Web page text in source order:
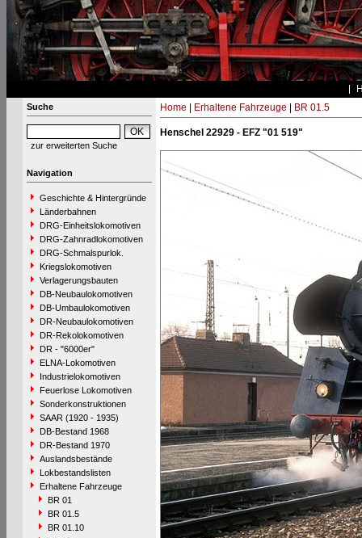
Suche
zur erweiterten Suche
Navigation
Geschichte & Hintergründe
Länderbahnen
DRG-Einheitslokomotiven
DRG-Zahnradlokomotiven
DRG-Schmalspurlok.
Kriegslokomotiven
Verlagerungsbauten
DB-Neubaulokomotiven
DB-Umbaulokomotiven
DR-Neubaulokomotiven
DR-Rekolokomotiven
DR - "6000er"
ELNA-Lokomotiven
Industrielokomotiven
Feuerlose Lokomotiven
Sonderkonstruktionen
SAAR (1920 - 1935)
DB-Bestand 1968
DR-Bestand 1970
Auslandsbestände
Lokbestandslisten
Erhaltene Fahrzeuge
BR 01
BR 01.5
BR 01.10
Home Erhaltene Fahrzeuge BR 01.5
Henschel 22929 - EFZ "01 519"